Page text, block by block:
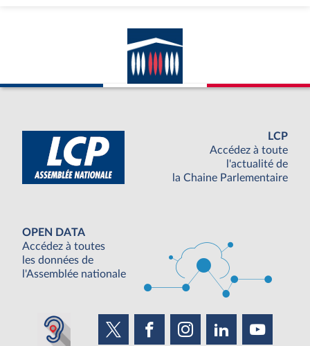
LCP
Accédez à toute
l'actualité de
la Chaine Parlementaire
OPEN DATA
Accédez à toutes
les données de
l'Assemblée nationale